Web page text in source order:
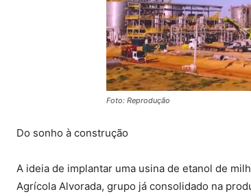
Foto: Reprodução
Do sonho à construção
A ideia de implantar uma usina de etanol de
Agrícola Alvorada, grupo já consolidado na